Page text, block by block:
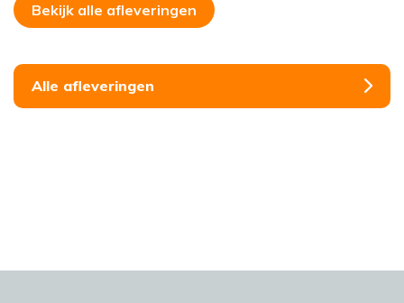
Bekijk alle afleveringen
Alle afleveringen